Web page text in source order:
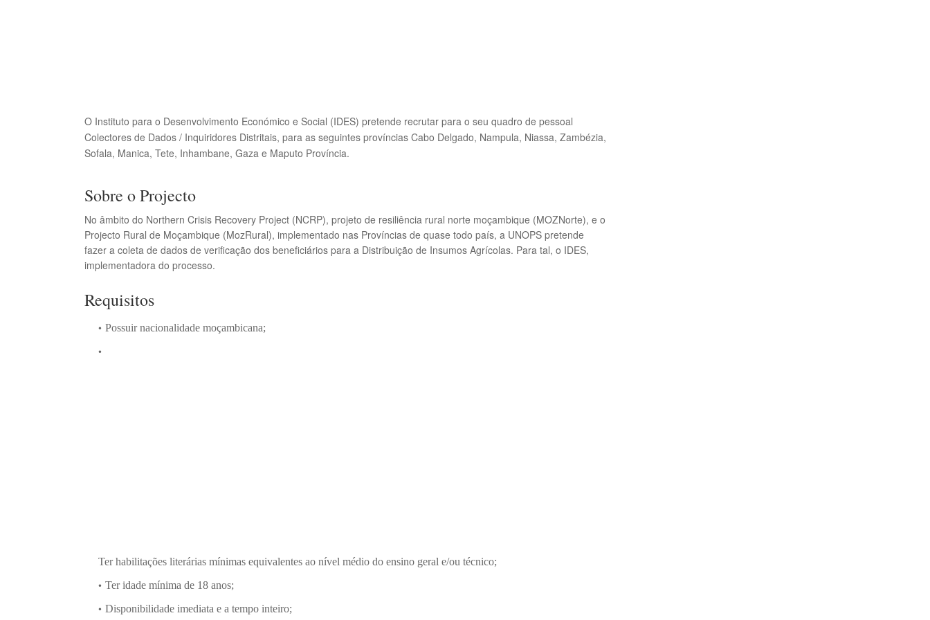
O Instituto para o Desenvolvimento Económico e Social (IDES) pretende recrutar para o seu quadro de pessoal
Colectores de Dados / Inquiridores Distritais, para as seguintes províncias Cabo Delgado, Nampula, Niassa, Zambézia,
Sofala, Manica, Tete, Inhambane, Gaza e Maputo Província.
Sobre o Projecto
No âmbito do Northern Crisis Recovery Project (NCRP), projeto de resiliência rural norte moçambique (MOZNorte), e o
Projecto Rural de Moçambique (MozRural), implementado nas Províncias de quase todo país, a UNOPS pretende
fazer a coleta de dados de verificação dos beneficiários para a Distribuição de Insumos Agrícolas. Para tal, o IDES,
implementadora do processo.
Requisitos
Possuir nacionalidade moçambicana;
Ter habilitações literárias mínimas equivalentes ao nível médio do ensino geral e/ou técnico;
Ter idade mínima de 18 anos;
Disponibilidade imediata e a tempo inteiro;